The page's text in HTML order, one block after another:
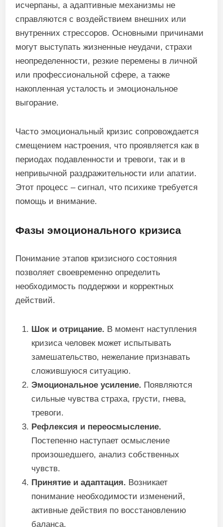
исчерпаны, а адаптивные механизмы не
справляются с воздействием внешних или
внутренних стрессоров. Основными причинами
могут выступать жизненные неудачи, страхи
неопределенности, резкие перемены в личной
или профессиональной сфере, а также
накопленная усталость и эмоциональное
выгорание.
Часто эмоциональный кризис сопровождается
смещением настроения, что проявляется как в
периодах подавленности и тревоги, так и в
непривычной раздражительности или апатии.
Этот процесс – сигнал, что психике требуется
помощь и внимание.
Фазы эмоционального кризиса
Понимание этапов кризисного состояния
позволяет своевременно определить
необходимость поддержки и корректных
действий.
Шок и отрицание. В момент наступления
кризиса человек может испытывать
замешательство, нежелание признавать
сложившуюся ситуацию.
Эмоциональное усиление. Появляются
сильные чувства страха, грусти, гнева,
тревоги.
Рефлексия и переосмысление.
Постепенно наступает осмысление
произошедшего, анализ собственных
чувств.
Принятие и адаптация. Возникает
понимание необходимости изменений,
активные действия по восстановлению
баланса.